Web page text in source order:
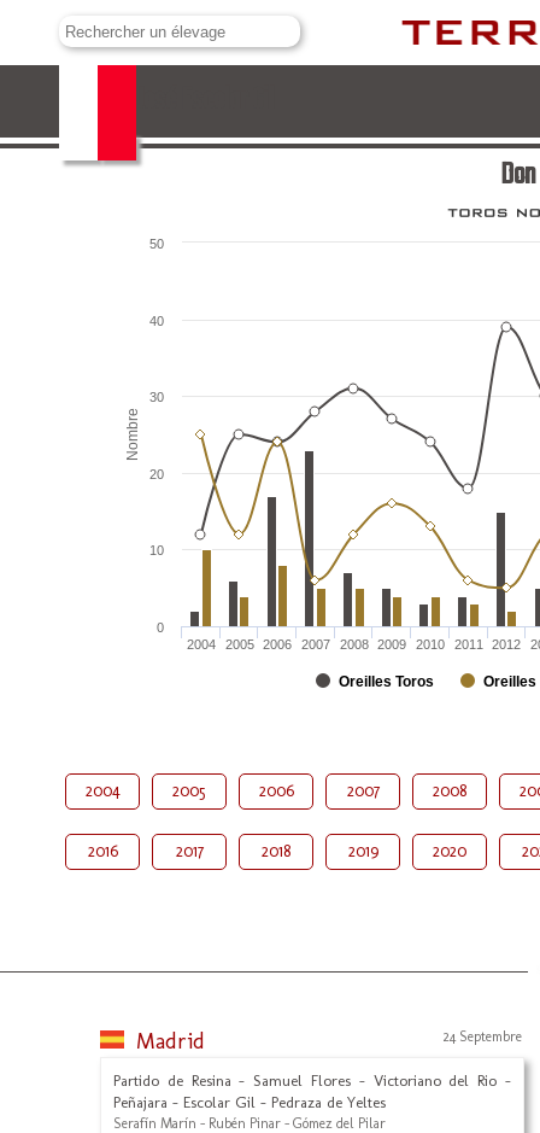
Nombre
Oreilles Toros Oreilles
2004 2005 2006 2007 2008 2009 2010 2011 2012
0
10
20
30
40
50
2004 2005 2006 2007 2008
2016 2017 2018 2019 2020
Madrid 24 Septembre
Partido de Resina - Samuel Flores - Victoriano del Rio -
Peñajara - Escolar Gil - Pedraza de Yeltes
Serafín Marín - Rubén Pinar - Gómez del Pilar